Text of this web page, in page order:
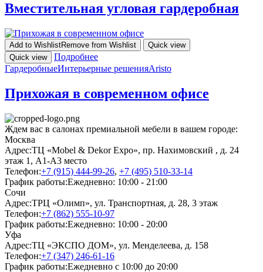
Вместительная угловая гардеробная
Add to WishlistRemove from Wishlist
Quick view
Quick view
Подробнее
ГардеробныеИнтерьерные решенияAristo
Прихожая в современном офисе
Ждем вас в салонах премиальной мебели в вашем городе:
Москва
Адрес:ТЦ «Mobel & Dekor Expo», пр. Нахимовский , д. 24
этаж 1, А1-А3 место
Телефон:+7 (915) 444-99-26, +7 (495) 510-33-14
График работы:Ежедневно: 10:00 - 21:00
Сочи
Адрес:ТРЦ «Олимп», ул. Транспортная, д. 28, 3 этаж
Телефон:+7 (862) 555-10-97
График работы:Ежедневно: 10:00 - 20:00
Уфа
Адрес:ТЦ «ЭКСПО ДОМ», ул. Менделеева, д. 158
Телефон:+7 (347) 246-61-16
График работы:Ежедневно с 10:00 до 20:00